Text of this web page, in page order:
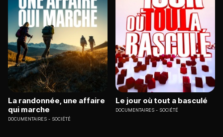
La randonnée, une affaire
qui marche
DOCUMENTAIRES SOCIÉTÉ
Le jour où tout a basculé
DOCUMENTAIRES SOCIÉTÉ